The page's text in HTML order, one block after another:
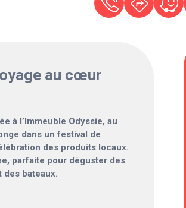
au cœur
à l’Immeuble Odyssie, au
dans un festival de
des produits locaux.
parfaite pour déguster des
des bateaux.